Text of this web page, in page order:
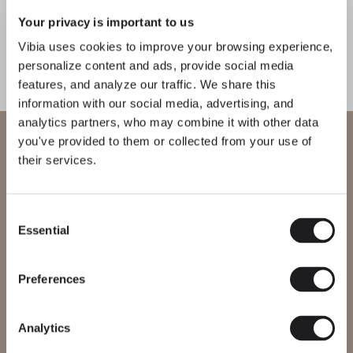
Your privacy is important to us
Vibia uses cookies to improve your browsing experience,
personalize content and ads, provide social media
features, and analyze our traffic. We share this
information with our social media, advertising, and
analytics partners, who may combine it with other data
you've provided to them or collected from your use of
their services.
Selection
Essential
Preferences
Analytics
COMPLETA LA TUA ATMOSFERA
Bind solo
SOFFITTO
I.cono
CONOSCI IL DESIGNER
“Con Tube e Tube Free volevo
flessibile: componenti minimi, una
linea continua di luce che guida e
Benvenuto in Vibia
Seleziona il sito web corretto per la tua regione per assicurarti che
sicurezza locali. Nota che alcuni prodotti potrebbero non essere